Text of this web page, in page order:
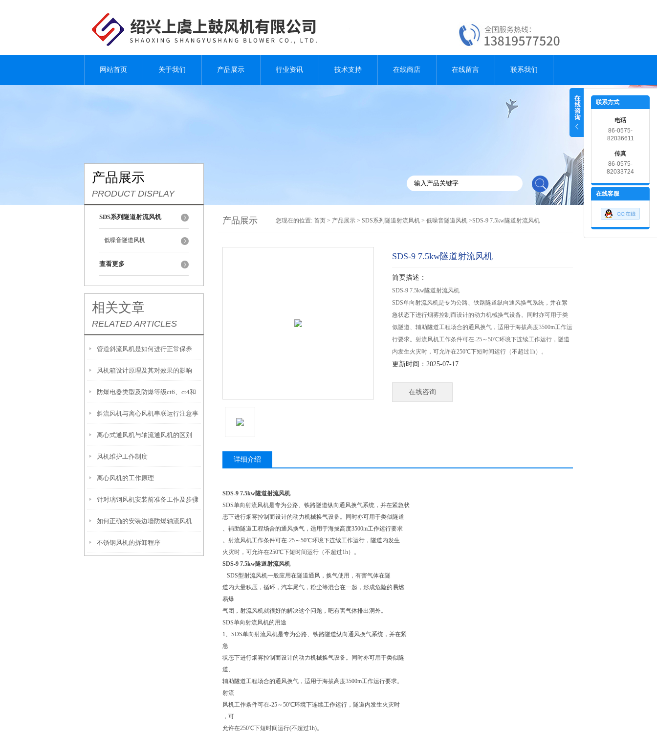
网站首页 关于我们 产品展示 行业资讯 技术支持 在线商店 在线留言 联系我们
产品展示
PRODUCT DISPLAY
SDS系列隧道射流风机
低噪音隧道风机
查看更多
相关文章
RELATED ARTICLES
管道斜流风机是如何进行正常保养
风机箱设计原理及其对效果的影响
防爆电器类型及防爆等级ct6、ct4和
bt4区别
斜流风机与离心风机串联运行注意事
项
离心式通风机与轴流通风机的区别
风机维护工作制度
离心风机的工作原理
针对璃钢风机安装前准备工作及步骤
说明
如何正确的安装边墙防爆轴流风机
不锈钢风机的拆卸程序
产品展示 您现在的位置: 首页 > 产品展示 > SDS系列隧道射流风机 > 低噪音隧道风机 >SDS-9 7.5kw隧道射流风机
SDS-9 7.5kw隧道射流风机
简要描述：
SDS-9 7.5kw隧道射流风机
SDS单向射流风机是专为公路、铁路隧道纵向通风换气系统，并在紧
急状态下进行烟雾控制而设计的动力机械换气设备。同时亦可用于类
似隧道、辅助隧道工程场合的通风换气，适用于海拔高度3500m工作运
行要求。射流风机工作条件可在-25～50℃环境下连续工作运行，隧道
内发生火灾时，可允许在250℃下短时间运行（不超过1h）。
更新时间：2025-07-17
在线咨询
详细介绍
SDS-9 7.5kw隧道射流风机
SDS单向射流风机是专为公路、铁路隧道纵向通风换气系统，并在紧急状
态下进行烟雾控制而设计的动力机械换气设备。同时亦可用于类似隧道
、辅助隧道工程场合的通风换气，适用于海拔高度3500m工作运行要求
。射流风机工作条件可在-25～50℃环境下连续工作运行，隧道内发生
火灾时，可允许在250℃下短时间运行（不超过1h）。
SDS-9 7.5kw隧道射流风机
SDS型射流风机一般应用在隧道通风，换气使用，有害气体在隧
道内大量积压，循环，汽车尾气，粉尘等混合在一起，形成危险的易燃
易爆
气团，射流风机就很好的解决这个问题，吧有害气体排出洞外。
SDS单向射流风机的用途
1、SDS单向射流风机是专为公路、铁路隧道纵向通风换气系统，并在紧
急
状态下进行烟雾控制而设计的动力机械换气设备。同时亦可用于类似隧
道、
辅助隧道工程场合的通风换气，适用于海拔高度3500m工作运行要求。
射流
风机工作条件可在-25～50℃环境下连续工作运行，隧道内发生火灾时
，可
允许在250℃下短时间运行(不超过1h)。
联系方式
电话
86-0575-
82036611
传真
86-0575-
82033724
在线客服